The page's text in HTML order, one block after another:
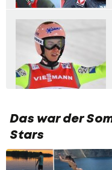
Das war der
Stars